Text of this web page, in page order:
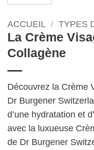
ACCUEIL / TYPES
La Crème
Collagène
Découvrez la Crème
Dr Burgener
d’une hydratation et
avec la luxueuse
de Dr Burgener